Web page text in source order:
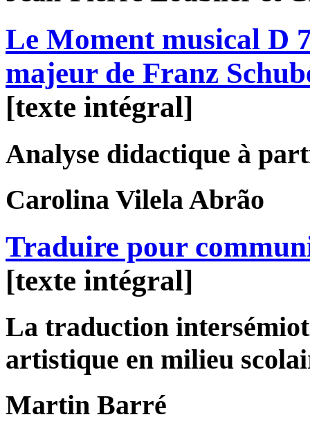
Le Moment musical D
majeur de Franz
[texte intégral]
Analyse didactique à
Carolina Vilela Abrão
Traduire pour
[texte intégral]
La traduction
artistique en milieu
Martin Barré